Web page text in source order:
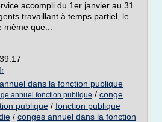
accompli du 1er janvier au 31
travaillant à temps partiel, le
que...
dans la fonction publique
annuel fonction publique / conge
publique / fonction publique
/ conges annuel dans la fonction